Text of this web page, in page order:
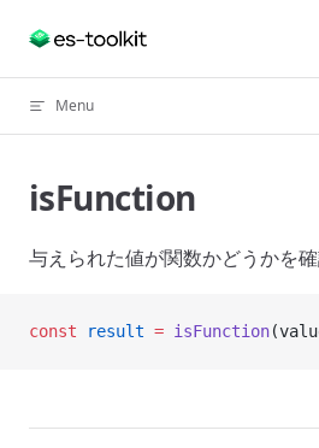
Skip to content
Menu
isFunction
与えられた値が関数かどうかを確
const result = isFunction